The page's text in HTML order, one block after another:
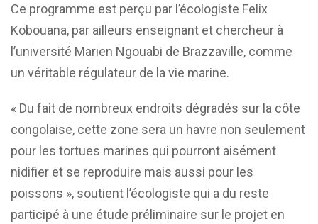
Ce programme est perçu par l’écologiste Felix
Kobouana, par ailleurs enseignant et chercheur à
l’université Marien Ngouabi de Brazzaville, comme
un véritable régulateur de la vie marine.
« Du fait de nombreux endroits dégradés sur la côte
congolaise, cette zone sera un havre non seulement
pour les tortues marines qui pourront aisément
nidifier et se reproduire mais aussi pour les
poissons », soutient l’écologiste qui a du reste
participé à une étude préliminaire sur le projet en